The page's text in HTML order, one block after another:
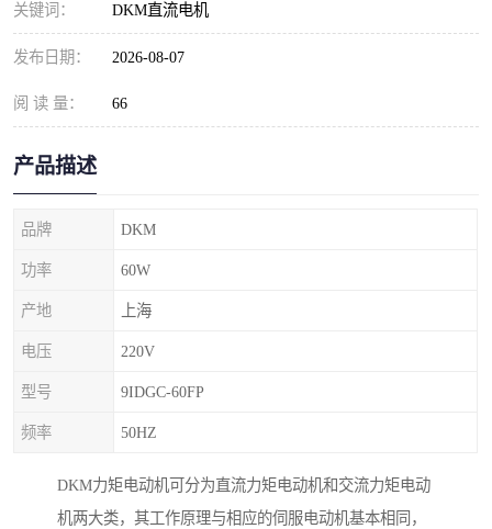
关键词： DKM直流电机
发布日期： 2026-08-07
阅 读 量： 66
产品描述
品牌 DKM
功率 60W
产地 上海
电压 220V
型号 9IDGC-60FP
频率 50HZ
DKM力矩电动机可分为直流力矩电动机和交流力矩电动
机两大类，其工作原理与相应的伺服电动机基本相同，